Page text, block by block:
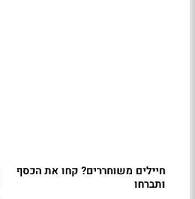
חיילים משוחררים? קחו את הכסף
ותברחו